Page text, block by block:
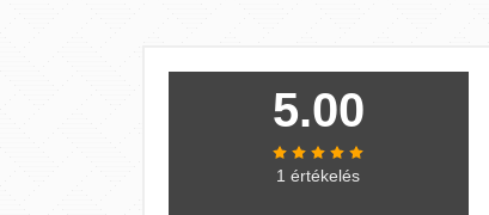
5.00
1 értékelés